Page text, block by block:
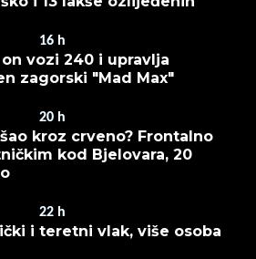
16 h
vozi 240 i upravlja
zagorski "Mad Max"
20 h
kroz crveno? Frontalno
kod Bjelovara, 20
22 h
i teretni vlak, više osoba